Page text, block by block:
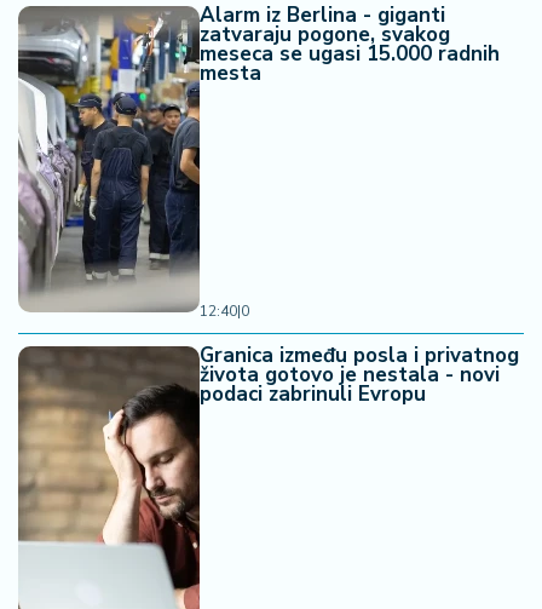
Alarm iz Berlina - giganti
zatvaraju pogone, svakog
meseca se ugasi 15.000 radnih
mesta
12:40|0
Granica između posla i privatnog
života gotovo je nestala - novi
podaci zabrinuli Evropu